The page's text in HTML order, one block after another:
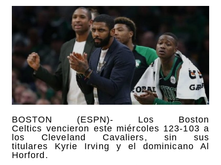
BOSTON (ESPN)- Los Boston
Celtics vencieron este miércoles 123-103 a
los Cleveland Cavaliers, sin sus
titulares Kyrie Irving y el dominicano Al
Horford.